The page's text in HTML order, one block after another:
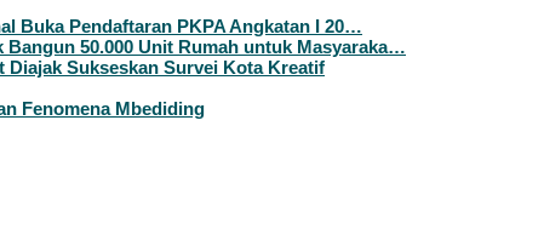
Buka Pendaftaran PKPA Angkatan I 20…
Bangun 50.000 Unit Rumah untuk Masyaraka…
Sukseskan Survei Kota Kreatif
Fenomena Mbediding